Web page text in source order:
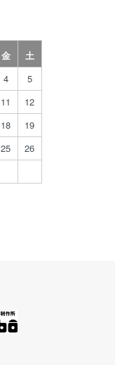
金
土
4
5
11
12
18
19
25
26